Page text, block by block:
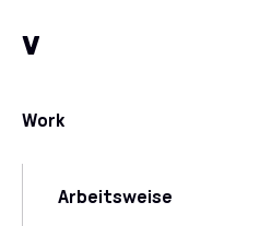
v
Work
Arbeitsweise